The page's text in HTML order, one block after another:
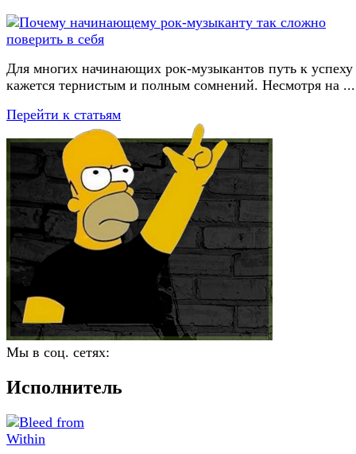
Для многих начинающих рок-музыкантов путь к успеху
кажется тернистым и полным сомнений. Несмотря на ...
Перейти к статьям
Мы в соц. сетях:
Исполнитель